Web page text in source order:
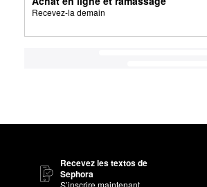
Recevez-la demain
Recevez les textos de
Sephora